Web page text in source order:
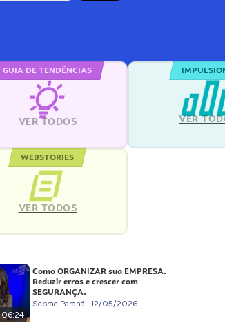
GUIA DE TENDÊNCIAS
VER TODOS VER
WEBSTORIES
VER TODOS
06:24
Como ORGANIZAR sua EMPRESA.
Reduzir erros e crescer com
SEGURANÇA.
Sebrae Paraná 12/05/2026